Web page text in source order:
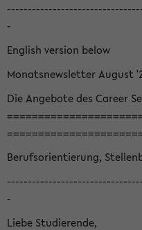
-
English version below
Monatsnewsletter August
Die Angebote des Career
Berufsorientierung,
-
Liebe Studierende,